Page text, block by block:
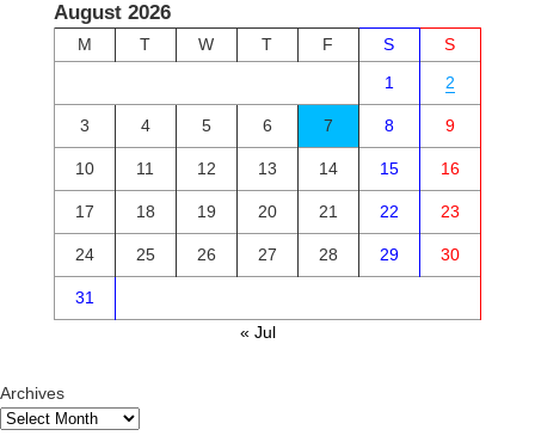
August 2026
M T W T F S
S
1
2
3 4 5 6 7 8 9
10 11 12 13 14 15 16
17 18 19 20 21 22 23
24 25 26 27 28 29 30
31
« Jul
Archives